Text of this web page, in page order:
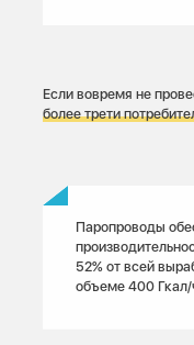
Если вовремя не
более трети
Паропроводы
52% от всей
объеме 400 Гкал/